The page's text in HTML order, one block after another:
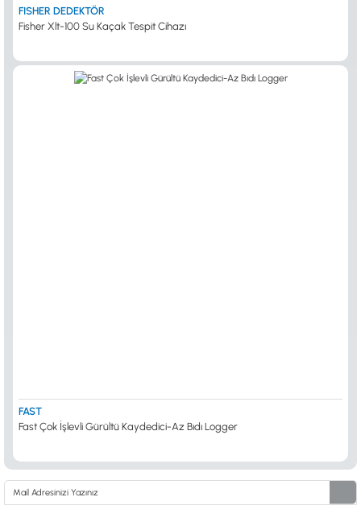
FISHER DEDEKTÖR
Fisher Xlt-100 Su Kaçak Tespit Cihazı
FAST
Fast Çok İşlevli Gürültü Kaydedici-Az Bıdı Logger